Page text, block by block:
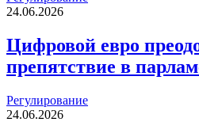
24.06.2026
Цифровой евро
препятствие в
Регулирование
24.06.2026